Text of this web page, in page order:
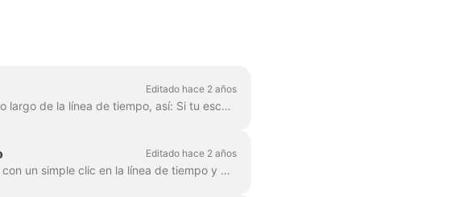
Editado hace 2 años
Para acortar o alargar una escena, simplemente arrastra el fotograma a lo largo de la línea de tiempo, así: Si tu escena es un vídeo, observa que a la derecha...
Editado hace 2 años
Cuando editas un vídeo, puedes cortarlo en tantas partes como quieras, con un simple clic en la línea de tiempo y pulsando el icono de las tijeras. Puedes insertar...